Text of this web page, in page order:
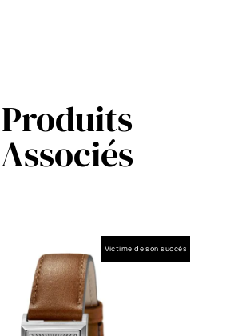
Produits
Associés
Victime de son succès